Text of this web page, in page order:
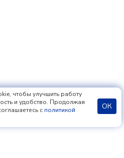
чтобы улучшить работу
и удобство. Продолжая
с политикой
ОК